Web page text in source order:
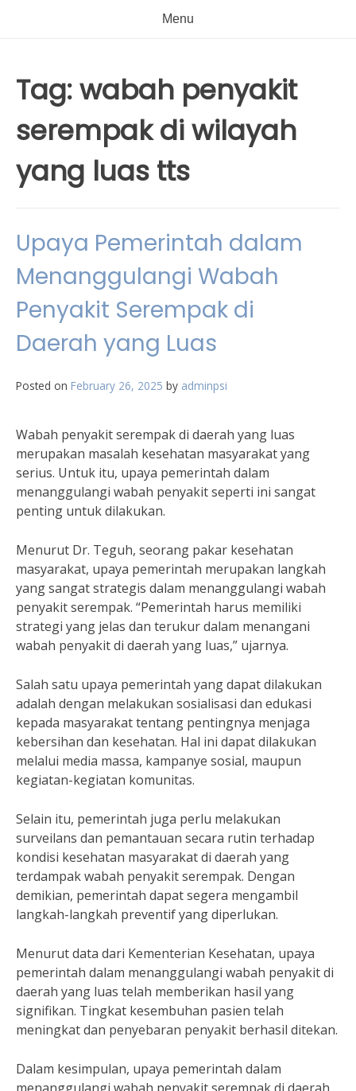
Menu
Tag:wabah penyakit
serempak di wilayah
yang luas tts
Upaya Pemerintah dalam
Menanggulangi Wabah
Penyakit Serempak di
Daerah yang Luas
Posted on February 26, 2025 by adminpsi
Wabah penyakit serempak di daerah yang luas
merupakan masalah kesehatan masyarakat yang
serius. Untuk itu, upaya pemerintah dalam
menanggulangi wabah penyakit seperti ini sangat
penting untuk dilakukan.
Menurut Dr. Teguh, seorang pakar kesehatan
masyarakat, upaya pemerintah merupakan langkah
yang sangat strategis dalam menanggulangi wabah
penyakit serempak. “Pemerintah harus memiliki
strategi yang jelas dan terukur dalam menangani
wabah penyakit di daerah yang luas,” ujarnya.
Salah satu upaya pemerintah yang dapat dilakukan
adalah dengan melakukan sosialisasi dan edukasi
kepada masyarakat tentang pentingnya menjaga
kebersihan dan kesehatan. Hal ini dapat dilakukan
melalui media massa, kampanye sosial, maupun
kegiatan-kegiatan komunitas.
Selain itu, pemerintah juga perlu melakukan
surveilans dan pemantauan secara rutin terhadap
kondisi kesehatan masyarakat di daerah yang
terdampak wabah penyakit serempak. Dengan
demikian, pemerintah dapat segera mengambil
langkah-langkah preventif yang diperlukan.
Menurut data dari Kementerian Kesehatan, upaya
pemerintah dalam menanggulangi wabah penyakit di
daerah yang luas telah memberikan hasil yang
signifikan. Tingkat kesembuhan pasien telah
meningkat dan penyebaran penyakit berhasil ditekan.
Dalam kesimpulan, upaya pemerintah dalam